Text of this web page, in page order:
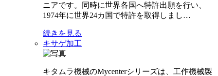
ニアです。同時に世界各国へ特許出願を行い、
1974年に世界24カ国で特許を取得しまし…
続きを見る
キサゲ加工
キタムラ機械のMycenterシリーズは、工作機械製